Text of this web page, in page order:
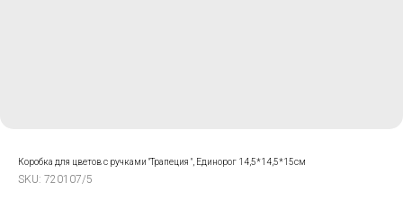
Коробка для цветов с ручками "Трапеция ", Единорог 14,5*14,5*15см
SKU: 720107/5